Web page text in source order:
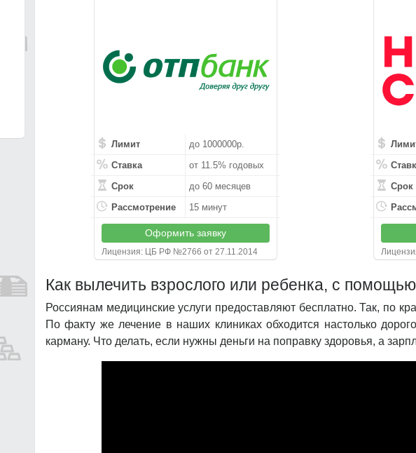
Лимит
до 1000000р.
Ставка
от 11.5% годовых
Срок
до 60 месяцев
Рассмотрение
15 минут
Оформить заявку
Лицензия: ЦБ РФ №2766 от 27.11.2014
Срок
Как вылечить взрослого или ребенка, с помощью
Россиянам медицинские услуги предоставляют бесплатно. Так, по
По факту же лечение в наших клиниках обходится настолько
карману. Что делать, если нужны деньги на поправку здоровья, а